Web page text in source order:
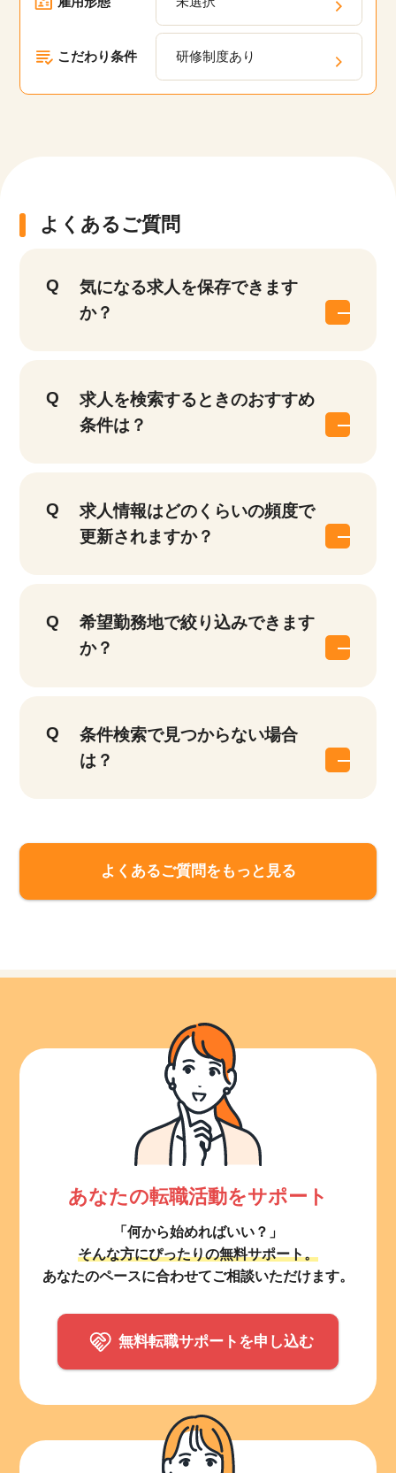
こだわり条件 研修制度あり
よくあるご質問
気になる求人を保存できます
か？
求人を検索するときのおすすめ
条件は？
求人情報はどのくらいの頻度で
更新されますか？
希望勤務地で絞り込みできます
か？
条件検索で見つからない場合
は？
よくあるご質問をもっと見る
あなたの転職活動をサポート
「何から始めればいい？」
そんな方にぴったりの無料サポート。
あなたのペースに合わせてご相談いただけます。
無料転職サポートを申し込む